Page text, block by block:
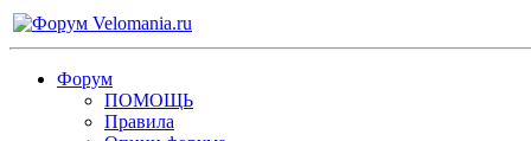
Форум
ПОМОЩЬ
Правила